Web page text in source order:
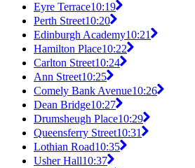
Eyre Terrace10:19
Perth Street10:20
Edinburgh Academy10:21
Hamilton Place10:22
Carlton Street10:24
Ann Street10:25
Comely Bank Avenue10:26
Dean Bridge10:27
Drumsheugh Place10:29
Queensferry Street10:31
Lothian Road10:35
Usher Hall10:37